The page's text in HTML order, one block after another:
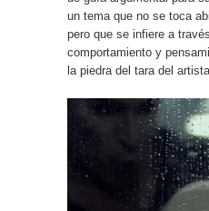
un tema que no se toca
pero que se infiere a
comportamiento y
la piedra del tara del